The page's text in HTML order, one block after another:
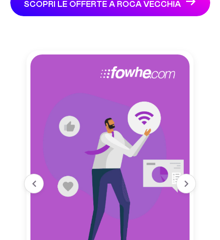
SCOPRI LE OFFERTE A ROCA VECCHIA